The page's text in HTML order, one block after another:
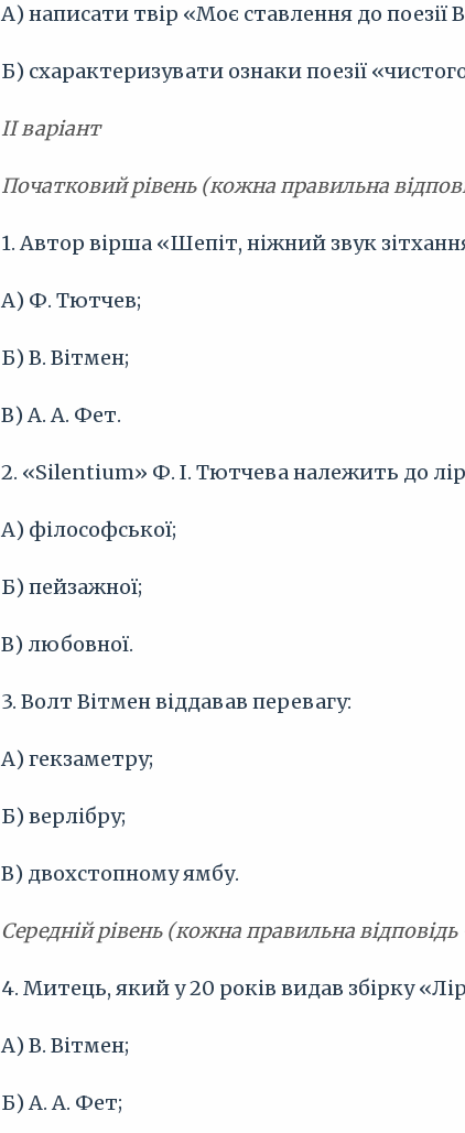
А) написати твір «Моє ставлення до поезії
Б) схарактеризувати ознаки поезії
ІІ варіант
Початковий рівень (кожна правильна
1. Автор вірша «Шепіт, ніжний звук
А) Ф. Тютчев;
Б) В. Вітмен;
В) А. А. Фет.
2. «Silentium» Ф. І. Тютчева належить до
А) філософської;
Б) пейзажної;
В) любовної.
3. Волт Вітмен віддавав перевагу:
А) гекзаметру;
Б) верлібру;
В) двохстопному ямбу.
Середній рівень (кожна правильна
4. Митець, який у 20 років видав збірку
А) В. Вітмен;
Б) А. А. Фет;